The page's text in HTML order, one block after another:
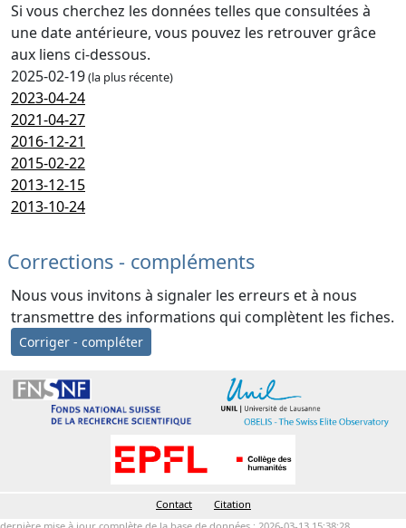
Si vous cherchez les données telles que consultées à
une date antérieure, vous pouvez les retrouver grâce
aux liens ci-dessous.
2025-02-19(la plus récente)
2023-04-24
2021-04-27
2016-12-21
2015-02-22
2013-12-15
2013-10-24
Corrections - compléments
Nous vous invitons à signaler les erreurs et à nous
transmettre des informations qui complètent les fiches.
Corriger - compléter
Contact
Citation